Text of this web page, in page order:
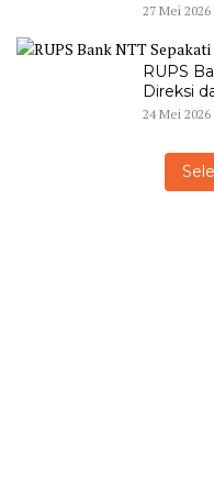
27 Mei 2026
RUPS
Direksi
24 Mei 2026